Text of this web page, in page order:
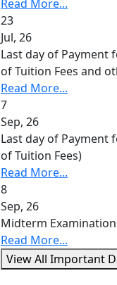
Read More...
23
Jul, 26
Last day of Payment
of Tuition Fees and
Read More...
7
Sep, 26
Last day of Payment
of Tuition Fees)
Read More...
8
Sep, 26
Midterm
Read More...
View All Important